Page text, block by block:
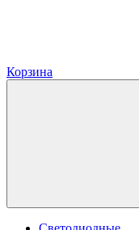
Корзина